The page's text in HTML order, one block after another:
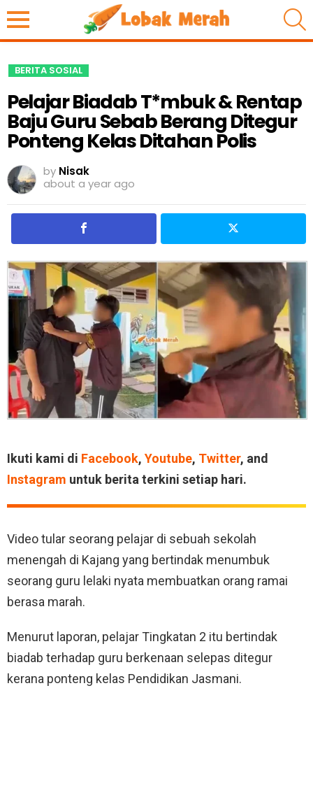
BERITA SOSIAL
Pelajar Biadab T*mbuk & Rentap
Baju Guru Sebab Berang Ditegur
Ponteng Kelas Ditahan Polis
by Nisak
about a year ago
Ikuti kami di Facebook, Youtube, Twitter, and
Instagram untuk berita terkini setiap hari.
Video tular seorang pelajar di sebuah sekolah
menengah di Kajang yang bertindak menumbuk
seorang guru lelaki nyata membuatkan orang ramai
berasa marah.
Menurut laporan, pelajar Tingkatan 2 itu bertindak
biadab terhadap guru berkenaan selepas ditegur
kerana ponteng kelas Pendidikan Jasmani.